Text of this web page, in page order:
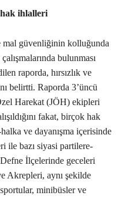
ihlalleri
mal güvenliğinin kolluğunda
bulunması
raporda, hırsızlık ve
belirtti. Raporda 3’üncü
Harekat (JÖH) ekipleri
fakat, birçok hak
ve dayanışma içerisinde
ile bazı siyasi partilere-
İlçelerinde geceleri
Akrepleri, aynı şekilde
minibüsler ve